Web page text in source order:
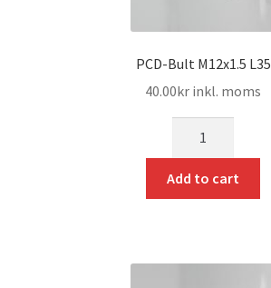
PCD-Bult M12x1.5 L35
40.00kr inkl. moms
Add to cart